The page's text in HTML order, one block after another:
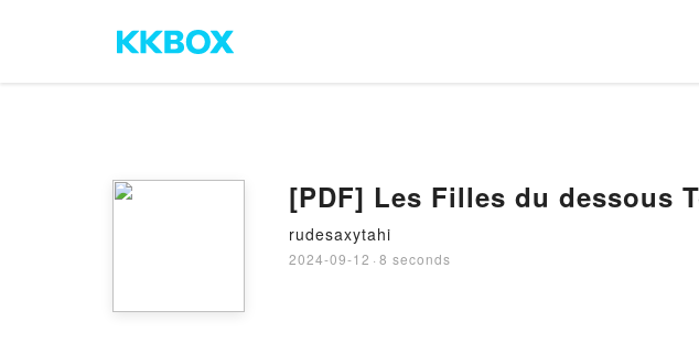
[PDF] Les Filles du dessous
rudesaxytahi
2024-09-12 · 8 seconds